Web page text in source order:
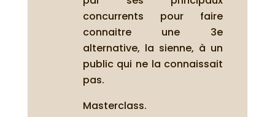
concurrents pour faire
connaitre une 3e
alternative, la sienne, à un
public qui ne la connaissait
pas.
Masterclass.